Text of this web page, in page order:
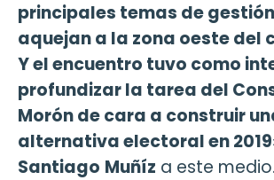
principales temas de
aquejan a la zona oeste del
Y el encuentro tuvo como
profundizar la tarea del
Morón de cara a construir
alternativa electoral en
Santiago Muñíz a este medio.